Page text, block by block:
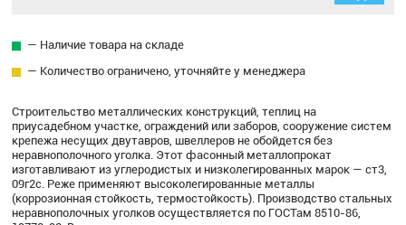
— Наличие товара на складе
— Количество ограничено, уточняйте у менеджера
Строительство металлических конструкций, теплиц на
приусадебном участке, ограждений или заборов, сооружение систем
крепежа несущих двутавров, швеллеров не обойдется без
неравнополочного уголка. Этот фасонный металлопрокат
изготавливают из углеродистых и низколегированных марок — ст3,
09г2с. Реже применяют высоколегированные металлы
(коррозионная стойкость, термостойкость). Производство стальных
неравнополочных уголков осуществляется по ГОСТам 8510-86,